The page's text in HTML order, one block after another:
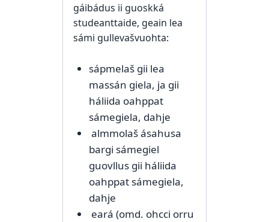
gáibádus ii guoskká
studeanttaide, geain lea
sámi gullevašvuohta:
sápmelaš gii lea
massán giela, ja gii
háliida oahppat
sámegiela, dahje
almmolaš ásahusa
bargi sámegiel
guovllus gii háliida
oahppat sámegiela,
dahje
eará (omd. ohcci orru